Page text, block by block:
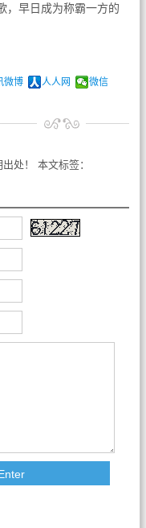
，早日成为称霸一方的
微博 人人网 微信
处！ 本文标签：